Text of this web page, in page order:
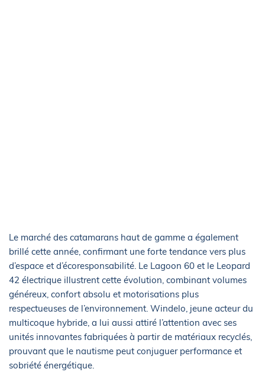
Le marché des catamarans haut de gamme a également
brillé cette année, confirmant une forte tendance vers plus
d’espace et d’écoresponsabilité. Le Lagoon 60 et le Leopard
42 électrique illustrent cette évolution, combinant volumes
généreux, confort absolu et motorisations plus
respectueuses de l’environnement. Windelo, jeune acteur du
multicoque hybride, a lui aussi attiré l’attention avec ses
unités innovantes fabriquées à partir de matériaux recyclés,
prouvant que le nautisme peut conjuguer performance et
sobriété énergétique.